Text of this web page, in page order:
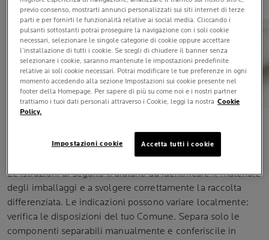
VEDI TUTTI GLI INGREDIENTI
INDICAZIONI PER LA RACCOLTA
DIFFERENZIATA
Le istruzioni di seguito ti aiutano ad identificare il materiale
degli imballaggi e a svolgere correttamente la raccolta
differenziata. Le indicazioni possono variare localmente:
verifica le disposizioni del tuo Comune. Separa solo le
componenti separabili manualmente e conferiscile in
previo consenso, mostrarti annunci personalizzati sui siti internet di terze
parti e per fornirti le funzionalità relative ai social media. Cliccando i
pulsanti sottostanti potrai proseguire la navigazione con i soli cookie
necessari, selezionare le singole categorie di cookie oppure accettare
l’installazione di tutti i cookie. Se scegli di chiudere il banner senza
selezionare i cookie, saranno mantenute le impostazioni predefinite
relative ai soli cookie necessari. Potrai modificare le tue preferenze in ogni
momento accedendo alla sezione Impostazioni sui cookie presente nel
footer della Homepage. Per sapere di più su come noi e i nostri partner
trattiamo i tuoi dati personali attraverso i Cookie, leggi la nostra Cookie
Policy.
Impostazioni cookie Accetta tutti i cookie